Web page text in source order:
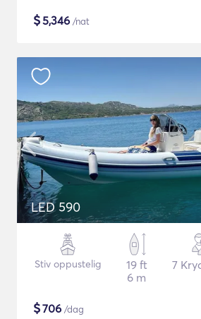
$5,346 /nat
LED 590
Stiv oppustelig
19 ft
6 m
7
$706 /dag